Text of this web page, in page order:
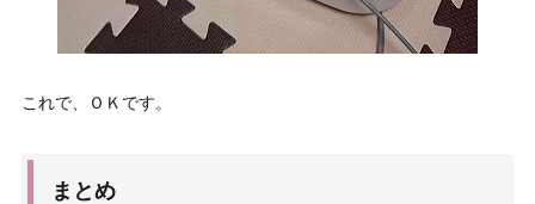
これで、ＯＫです。
まとめ